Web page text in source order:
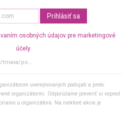
osobných údajov pre marketingové
účely
trnava/po...
uverejňovaných podujatí a preto
organizátormi. Odporúčame preveriť si vopred
u organizátora. Na niektoré akcie je